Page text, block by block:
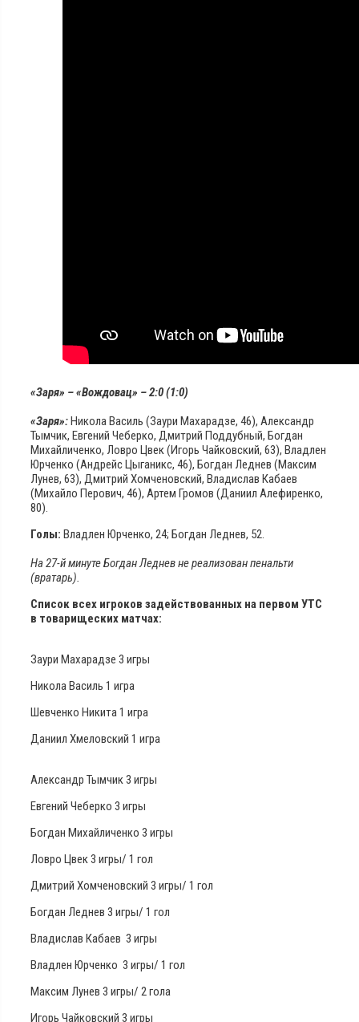
«Заря» – «Вождовац» – 2:0 (1:0)
«Заря»: Никола Василь (Заури Махарадзе, 46), Александр
Тымчик, Евгений Чеберко, Дмитрий Поддубный, Богдан
Михайличенко, Ловро Цвек (Игорь Чайковский, 63), Владлен
Юрченко (Андрейс Цыганикс, 46), Богдан Леднев (Максим
Лунев, 63), Дмитрий Хомченовский, Владислав Кабаев
(Михайло Перович, 46), Артем Громов (Даниил Алефиренко,
80).
Голы: Владлен Юрченко, 24; Богдан Леднев, 52.
На 27-й минуте Богдан Леднев не реализован пенальти
(вратарь).
Список всех игроков задействованных на первом УТС
в товарищеских матчах:
Заури Махарадзе 3 игры
Никола Василь 1 игра
Шевченко Никита 1 игра
Даниил Хмеловский 1 игра
Александр Тымчик 3 игры
Евгений Чеберко 3 игры
Богдан Михайличенко 3 игры
Ловро Цвек 3 игры/ 1 гол
Дмитрий Хомченовский 3 игры/ 1 гол
Богдан Леднев 3 игры/ 1 гол
Владислав Кабаев 3 игры
Владлен Юрченко 3 игры/ 1 гол
Максим Лунев 3 игры/ 2 гола
Игорь Чайковский 3 игры